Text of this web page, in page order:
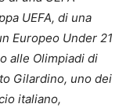
UEFA, di una
Europeo Under 21
alle Olimpiadi di
Gilardino, uno dei
italiano,